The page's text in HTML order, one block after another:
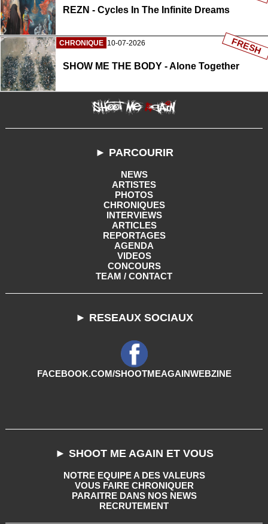
REZN - Cycles In The Infinite Dreams
CHRONIQUE 10-07-2026
SHOW ME THE BODY - Alone Together
FRESH
► PARCOURIR
NEWS
ARTISTES
PHOTOS
CHRONIQUES
INTERVIEWS
ARTICLES
REPORTAGES
AGENDA
VIDEOS
CONCOURS
TEAM / CONTACT
► RESEAUX SOCIAUX
FACEBOOK.COM/SHOOTMEAGAINWEBZINE
► SHOOT ME AGAIN ET VOUS
NOTRE EQUIPE A DES VALEURS
VOUS FAIRE CHRONIQUER
PARAITRE DANS NOS NEWS
RECRUTEMENT